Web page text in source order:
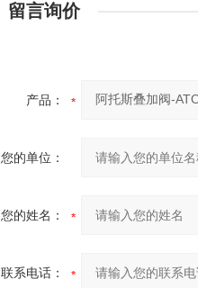
留言询价
产品：
您的单位：
您的姓名：
联系电话：